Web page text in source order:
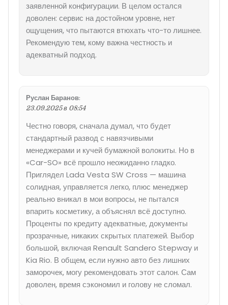
заявленной конфигурации. В целом остался
доволен: сервис на достойном уровне, нет
ощущения, что пытаются втюхать что-то лишнее.
Рекомендую тем, кому важна честность и
адекватный подход.
Руслан Баранов:
23.09.2025 в 08:54
Честно говоря, сначала думал, что будет
стандартный развод с навязчивыми
менеджерами и кучей бумажной волокиты. Но в
«Car-SO» всё прошло неожиданно гладко.
Приглядел Lada Vesta SW Cross — машина
солидная, управляется легко, плюс менеджер
реально вникал в мои вопросы, не пытался
впарить косметику, а объяснял всё доступно.
Проценты по кредиту адекватные, документы
прозрачные, никаких скрытых платежей. Выбор
большой, включая Renault Sandero Stepway и
Kia Rio. В общем, если нужно авто без лишних
заморочек, могу рекомендовать этот салон. Сам
доволен, время сэкономил и голову не сломал.